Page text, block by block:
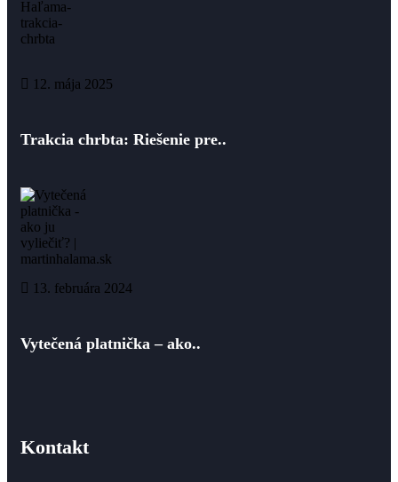
12. mája 2025
Trakcia chrbta: Riešenie pre..
13. februára 2024
Vytečená platnička – ako..
Kontakt